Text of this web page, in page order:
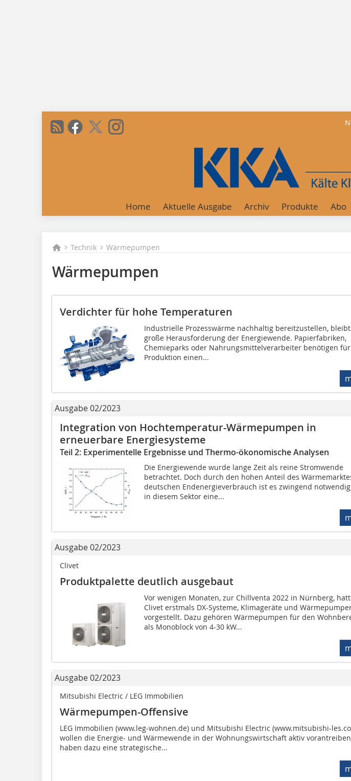
Home Aktuelle Ausgabe Archiv Produkte Abo
Technik Wärmepumpen
Wärmepumpen
Verdichter für hohe Temperaturen
Industrielle Prozesswärme nachhaltig bereitzustellen,
große Herausforderung der Energiewende. Papierfabriken,
Chemieparks oder Nahrungsmittelverarbeiter benötigen
Produktion einen...
Ausgabe 02/2023
Integration von Hochtemperatur-Wärmepumpen in
erneuerbare Energiesysteme
Teil 2: Experimentelle Ergebnisse und Thermo-ökonomische Analysen
Die Energiewende wurde lange Zeit als reine Stromwende
betrachtet. Doch durch den hohen Anteil des
deutschen Endenergieverbrauch ist es zwingend
in diesem Sektor eine...
Ausgabe 02/2023
Clivet
Produktpalette deut­lich ausgebaut
Vor wenigen Monaten, zur Chillventa 2022 in Nürnberg,
Clivet erstmals DX-Systeme, Klimageräte und
vorgestellt. Dazu gehören Wärmepumpen für den
als Monoblock von 4-30 kW...
Ausgabe 02/2023
Mitsubishi Electric / LEG Immobilien
Wärmepumpen-Offensive
LEG Immobilien (www.leg-wohnen.de) und Mitsubishi Electric (www.mitsubishi-
wollen die Energie- und Wärmewende in der Wohnungswirtschaft aktiv
haben dazu eine strategische...